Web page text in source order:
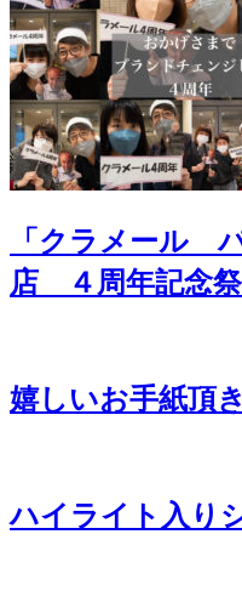
「クラメール
店 ４周年記念
嬉しいお手紙頂
ハイライト入り